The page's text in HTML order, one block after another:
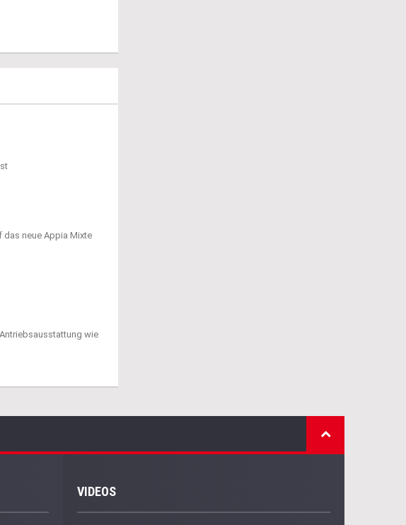
das neue Appia Mixte
wie
VIDEOS